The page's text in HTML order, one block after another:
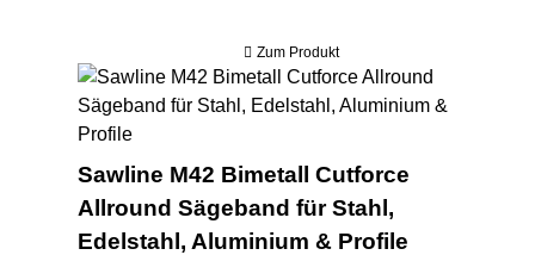
Zum Produkt
Sawline M42 Bimetall Cutforce
Allround Sägeband für Stahl,
Edelstahl, Aluminium & Profile